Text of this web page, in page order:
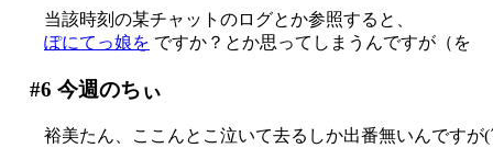
当該時刻の某チャットのログとか参照すると、
ぽにてっ娘を ですか？とか思ってしまうんですが（を
#6 今週のちぃ
裕美たん、ここんとこ泣いて去るしか出番無いんですが